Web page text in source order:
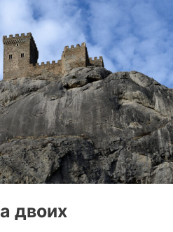
двоих